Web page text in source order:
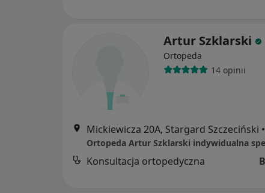
Artur Szklarski
Ortopeda
14 opinii
Mickiewicza 20A, Stargard Szczeciński •
Konsultacja ortopedyczna